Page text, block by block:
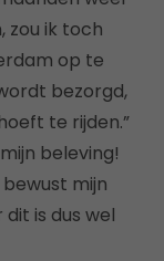
zou ik toch
op te
bezorgd,
te rijden.”
beleving!
mijn
is dus wel